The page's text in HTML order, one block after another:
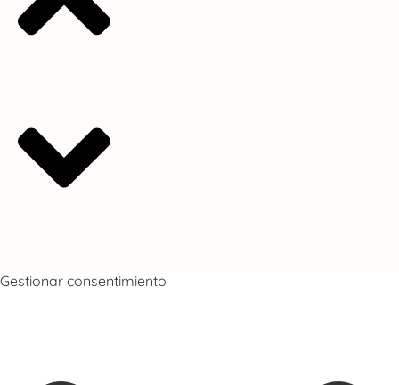
Gestionar consentimiento